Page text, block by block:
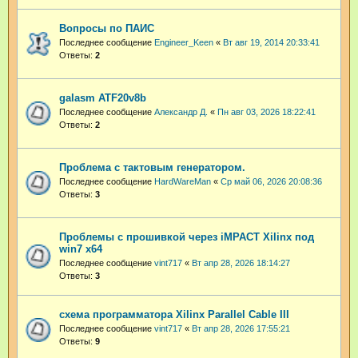
Вопросы по ПАИС
Последнее сообщение Engineer_Keen « Вт авг 19, 2014 20:33:41
Ответы: 2
galasm ATF20v8b
Последнее сообщение Александр Д. « Пн авг 03, 2026 18:22:41
Ответы: 2
Проблема с тактовым генератором.
Последнее сообщение HardWareMan « Ср май 06, 2026 20:08:36
Ответы: 3
Проблемы с прошивкой через iMPACT Xilinx под
win7 x64
Последнее сообщение vint717 « Вт апр 28, 2026 18:14:27
Ответы: 3
схема программатора Xilinx Parallel Cable III
Последнее сообщение vint717 « Вт апр 28, 2026 17:55:21
Ответы: 9